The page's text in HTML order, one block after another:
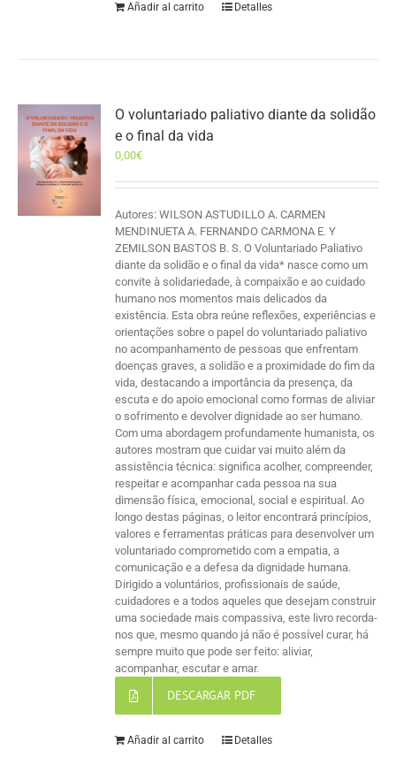
Añadir al carrito Detalles
O voluntariado paliativo diante da solidão
e o final da vida
0,00€
Autores: WILSON ASTUDILLO A. CARMEN
MENDINUETA A. FERNANDO CARMONA E. Y
ZEMILSON BASTOS B. S. O Voluntariado Paliativo
diante da solidão e o final da vida* nasce como um
convite à solidariedade, à compaixão e ao cuidado
humano nos momentos mais delicados da
existência. Esta obra reúne reflexões, experiências e
orientações sobre o papel do voluntariado paliativo
no acompanhamento de pessoas que enfrentam
doenças graves, a solidão e a proximidade do fim da
vida, destacando a importância da presença, da
escuta e do apoio emocional como formas de aliviar
o sofrimento e devolver dignidade ao ser humano.
Com uma abordagem profundamente humanista, os
autores mostram que cuidar vai muito além da
assistência técnica: significa acolher, compreender,
respeitar e acompanhar cada pessoa na sua
dimensão física, emocional, social e espiritual. Ao
longo destas páginas, o leitor encontrará princípios,
valores e ferramentas práticas para desenvolver um
voluntariado comprometido com a empatia, a
comunicação e a defesa da dignidade humana.
Dirigido a voluntários, profissionais de saúde,
cuidadores e a todos aqueles que desejam construir
uma sociedade mais compassiva, este livro recorda-
nos que, mesmo quando já não é possível curar, há
sempre muito que pode ser feito: aliviar,
acompanhar, escutar e amar.
DESCARGAR PDF
Añadir al carrito Detalles